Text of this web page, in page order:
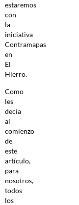
estaremos
con
la
iniciativa
Contramapas
en
El
Hierro.
Como
les
decía
al
comienzo
de
este
artículo,
para
nosotros,
todos
los